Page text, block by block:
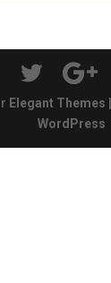
Elegant Themes
WordPress